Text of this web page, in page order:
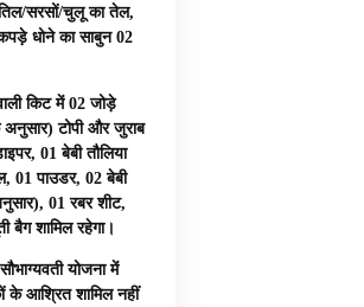
सरसों/चुलू का तेल,
धोने का साबुन 02
किट में 02 जोड़े
टोपी और जुराब
01 बेबी तौलिया
01 पाउडर, 02 बेबी
01 रबर शीट,
बैग शामिल रहेगा।
योजना में
के आश्रित शामिल नहीं